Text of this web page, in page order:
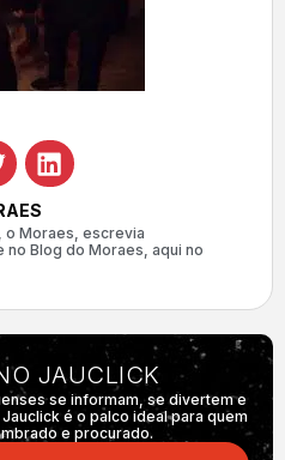
o Moraes, escrevia
no Blog do Moraes, aqui no
JAUCLICK
se informam, se divertem e
é o palco ideal para quem
e procurado.